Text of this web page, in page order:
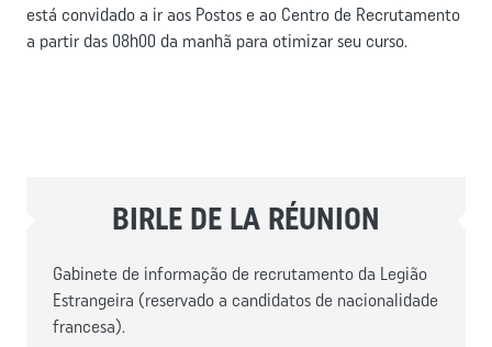
está convidado a ir aos Postos e ao Centro de Recrutamento
a partir das 08h00 da manhã para otimizar seu curso.
BIRLE DE LA RÉUNION
Gabinete de informação de recrutamento da Legião
Estrangeira (reservado a candidatos de nacionalidade
francesa).